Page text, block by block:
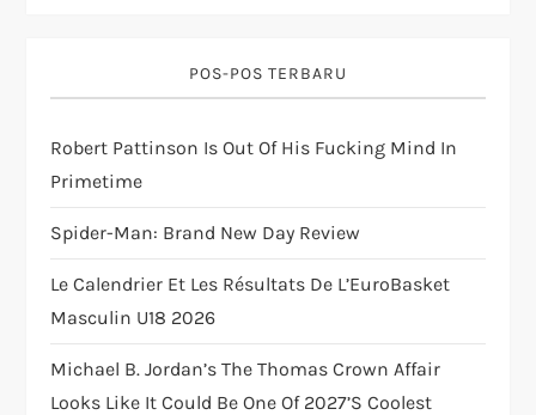
a
t
i
o
n
POS-POS TERBARU
Robert Pattinson Is Out Of His Fucking Mind In
Primetime
Spider-Man: Brand New Day Review
Le Calendrier Et Les Résultats De L’EuroBasket
Masculin U18 2026
Michael B. Jordan’s The Thomas Crown Affair
Looks Like It Could Be One Of 2027’s Coolest